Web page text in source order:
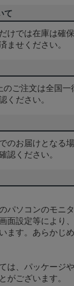
て
けでは在庫は確
ませください。
ご注文は全国
ください。
のお届けとなる
認ください。
パソコンのモニ
面設定等により
ます。あらかじ
は、パッケージ
がございます。